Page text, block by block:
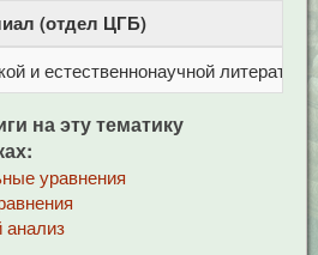
(отдел ЦГБ)
и естественнонаучной литерат
на эту тематику
уравнения
анализ